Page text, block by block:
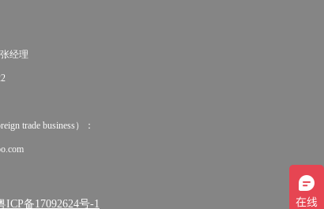
经理
trade business）：
ICP备17092624号-1